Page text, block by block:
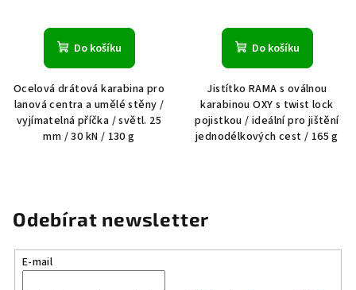
Do košíku
Ocelová drátová karabina pro
lanová centra a umělé stěny /
vyjímatelná příčka / světl. 25
mm / 30 kN / 130 g
Do košíku
Jistítko RAMA s oválnou
karabinou OXY s twist lock
pojistkou / ideální pro jištění
jednodélkových cest / 165 g
Odebírat newsletter
E-mail